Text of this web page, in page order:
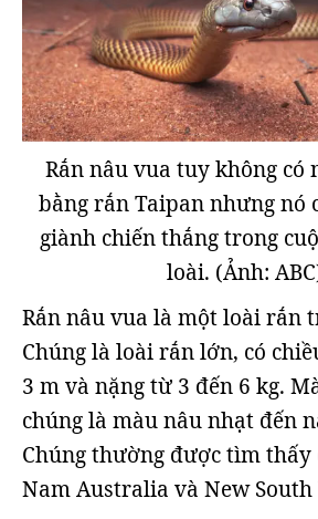
Rắn nâu vua tuy không có
bằng rắn Taipan nhưng nó
giành chiến thắng trong
loài. (Ảnh:
Rắn nâu vua là một loài rắn
Chúng là loài rắn lớn, có
3 m và nặng từ 3 đến 6 kg.
chúng là màu nâu nhạt đến
Chúng thường được tìm thấy
Nam Australia và New South